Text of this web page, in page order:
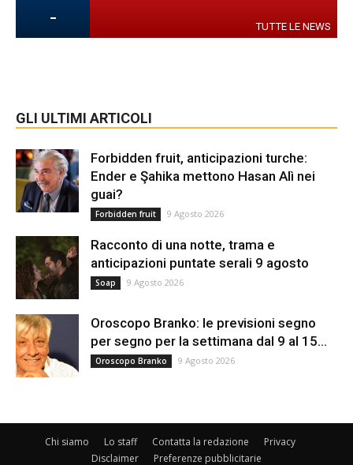
- TUTTE LE NEWS
GLI ULTIMI ARTICOLI
Forbidden fruit, anticipazioni turche:
Ender e Şahika mettono Hasan Alì nei
guai?
Forbidden fruit 9 Agosto 2026
Racconto di una notte, trama e
anticipazioni puntate serali 9 agosto
Soap 9 Agosto 2026
Oroscopo Branko: le previsioni segno
per segno per la settimana dal 9 al 15...
Oroscopo Branko 9 Agosto 2026
Chi siamo Lo staff Contatta la redazione
Privacy
Disclaimer
Preferenze pubblicitarie